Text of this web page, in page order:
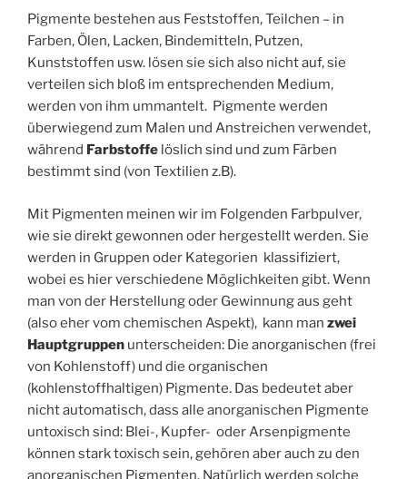
Pigmente bestehen aus Feststoffen, Teilchen – in
Farben, Ölen, Lacken, Bindemitteln, Putzen,
Kunststoffen usw. lösen sie sich also nicht auf, sie
verteilen sich bloß im entsprechenden Medium,
werden von ihm ummantelt. Pigmente werden
überwiegend zum Malen und Anstreichen verwendet,
während Farbstoffe löslich sind und zum Färben
bestimmt sind (von Textilien z.B).
Mit Pigmenten meinen wir im Folgenden Farbpulver,
wie sie direkt gewonnen oder hergestellt werden. Sie
werden in Gruppen oder Kategorien klassifiziert,
wobei es hier verschiedene Möglichkeiten gibt. Wenn
man von der Herstellung oder Gewinnung aus geht
(also eher vom chemischen Aspekt), kann man zwei
Hauptgruppen unterscheiden: Die anorganischen (frei
von Kohlenstoff) und die organischen
(kohlenstoffhaltigen) Pigmente. Das bedeutet aber
nicht automatisch, dass alle anorganischen Pigmente
untoxisch sind: Blei-, Kupfer- oder Arsenpigmente
können stark toxisch sein, gehören aber auch zu den
anorganischen Pigmenten. Natürlich werden solche